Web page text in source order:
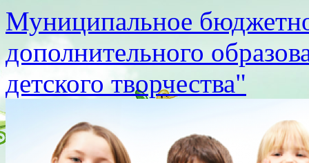
Муниципальное
дополнительного
детского творчества"